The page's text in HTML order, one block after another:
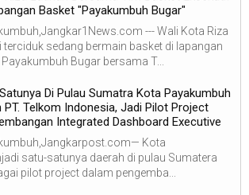
Basket "Payakumbuh Bugar"
--- Wali Kota Riza
terciduk sedang bermain basket di lapangan
Bugar bersama T...
Di Pulau Sumatra Kota Payakumbuh
PT. Telkom Indonesia, Jadi Pilot Project
Integrated Dashboard Executive
Kota
satu-satunya daerah di pulau Sumatera
pilot project dalam pengemba...